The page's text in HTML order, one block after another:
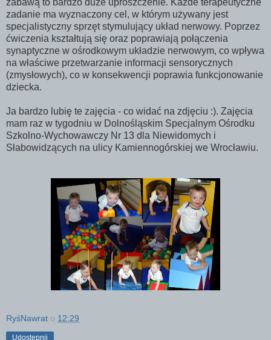
zadanie ma wyznaczony cel, w którym używany jest
specjalistyczny sprzęt stymulujący układ nerwowy. Poprzez
ćwiczenia kształtują się oraz poprawiają połączenia
synaptyczne w ośrodkowym układzie nerwowym, co wpływa
na właściwe przetwarzanie informacji sensorycznych
(zmysłowych), co w konsekwencji poprawia funkcjonowanie
dziecka.
Ja bardzo lubię te zajęcia - co widać na zdjęciu :). Zajęcia
mam raz w tygodniu w Dolnośląskim Specjalnym Ośrodku
Szkolno-Wychowawczy Nr 13 dla Niewidomych i
Słabowidzących na ulicy Kamiennogórskiej we Wrocławiu.
RyśNawrat o 12:29
Udostępnij